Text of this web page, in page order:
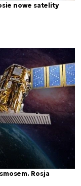
nowe satelity
Rosja